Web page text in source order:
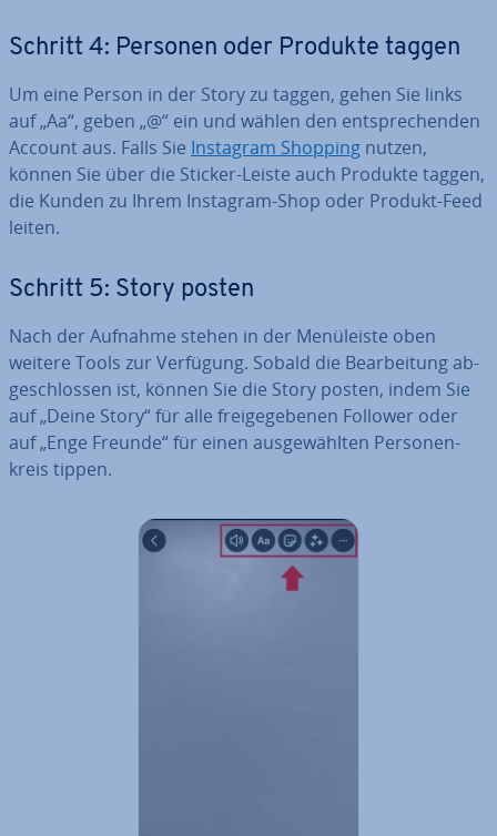
Schritt 4: Personen oder Produkte taggen
Um eine Person in der Story zu taggen, gehen Sie links
auf „Aa“, geben „@“ ein und wählen den ent­spre­chen­den
Account aus. Falls Sie Instagram Shopping nutzen,
können Sie über die Sticker-Leiste auch Produkte taggen,
die Kunden zu Ihrem Instagram-Shop oder Produkt-Feed
leiten.
Schritt 5: Story posten
Nach der Aufnahme stehen in der Me­nü­leis­te oben
weitere Tools zur Verfügung. Sobald die Be­ar­bei­tung ab­
ge­schlos­sen ist, können Sie die Story posten, indem Sie
auf „Deine Story“ für alle frei­ge­ge­be­nen Follower oder
auf „Enge Freunde“ für einen aus­ge­wähl­ten Per­so­nen­
kreis tippen.